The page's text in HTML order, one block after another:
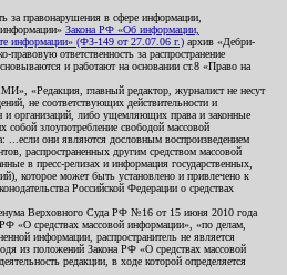
за правонарушения в сфере информации,
Закона РФ «Об информации,
информации» (ФЗ-149 от 27.07.06 г.) архив «Дебри-
ответственность за распространение
и работают на основании ст.8 «Право на
«Редакция, главный редактор, журналист не несут
не соответствующих действительности и
и организаций, либо ущемляющих права и законные
злоупотребление свободой массовой
...если они являются дословным воспроизведением
распространенных другим средством массовой
в пресс-релизах и информация государственных,
которое может быть установлено и привлечено к
Российской Федерации о средствах
Верховного Суда РФ №16 от 15 июня 2010 года
«О средствах массовой информации», «по делам,
информации, распространитель не является
из положений Закона РФ «О средствах массовой
редакции, в ходе которой определяется